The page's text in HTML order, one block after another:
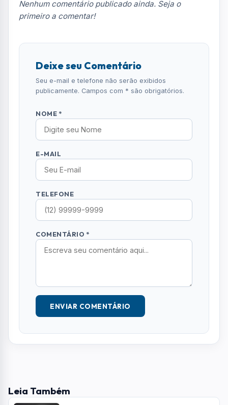
Notícias no WhatsApp
Comentários (0)
Nenhum comentário publicado ainda. Seja o
primeiro a comentar!
Deixe seu Comentário
Seu e-mail e telefone não serão exibidos
publicamente. Campos com * são obrigatórios.
E-MAIL
COMENTÁRIO *